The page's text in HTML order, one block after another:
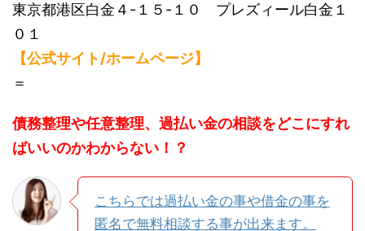
東京都港区白金４-１５-１０ プレズィール白金１
０１
【公式サイト/ホームページ】
＝
債務整理や任意整理、過払い金の相談をどこにすれ
ばいいのかわからない！？
こちらでは過払い金の事や借金の事を
匿名で無料相談する事が出来ます。